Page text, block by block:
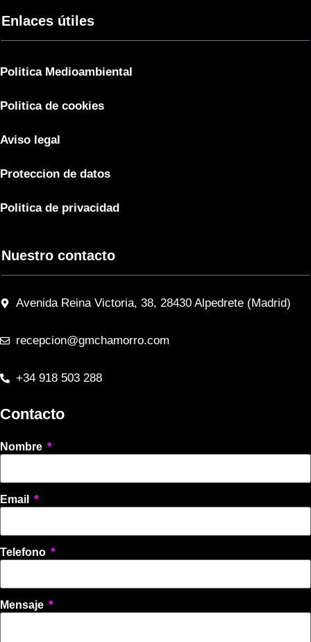
Enlaces útiles
Politica Medioambiental
Politica de cookies
Aviso legal
Proteccion de datos
Politica de privacidad
Nuestro contacto
Avenida Reina Victoria, 38, 28430 Alpedrete (Madrid)
recepcion@gmchamorro.com
+34 918 503 288
Contacto
Nombre
Email
Telefono
Mensaje